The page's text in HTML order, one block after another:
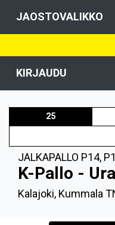
JAOSTOVALIKKO
KIRJAUDU
25
JALKAPALLO P14,
K-Pallo - Ura
Kalajoki, Kummala